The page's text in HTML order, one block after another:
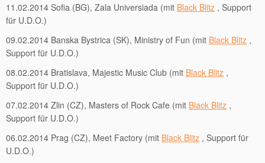
11.02.2014 Sofia (BG), Zala Universiada (mit Black Blitz , Support
für U.D.O.)
09.02.2014 Banska Bystrica (SK), Ministry of Fun (mit Black Blitz ,
Support für U.D.O.)
08.02.2014 Bratislava, Majestic Music Club (mit Black Blitz ,
Support für U.D.O.)
07.02.2014 Zlin (CZ), Masters of Rock Cafe (mit Black Blitz ,
Support für U.D.O.)
06.02.2014 Prag (CZ), Meet Factory (mit Black Blitz , Support für
U.D.O.)